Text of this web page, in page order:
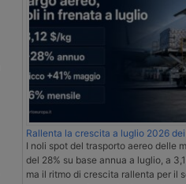
Rallenta la crescita a luglio 2026
I noli spot del trasporto aereo delle
del 28% su base annua a luglio, a
ma il ritmo di crescita rallenta per il